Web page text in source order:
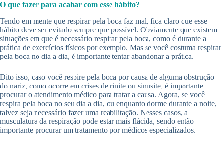
O que fazer para acabar com esse hábito?
Tendo em mente que respirar pela boca faz mal, fica claro que esse
hábito deve ser evitado sempre que possível. Obviamente que existem
situações em que é necessário respirar pela boca, como é durante a
prática de exercícios físicos por exemplo. Mas se você costuma respirar
pela boca no dia a dia, é importante tentar abandonar a prática.
Dito isso, caso você respire pela boca por causa de alguma obstrução
do nariz, como ocorre em crises de rinite ou sinusite, é importante
procurar o atendimento médico para tratar a causa. Agora, se você
respira pela boca no seu dia a dia, ou enquanto dorme durante a noite,
talvez seja necessário fazer uma reabilitação. Nesses casos, a
musculatura da respiração pode estar mais flácida, sendo então
importante procurar um tratamento por médicos especializados.